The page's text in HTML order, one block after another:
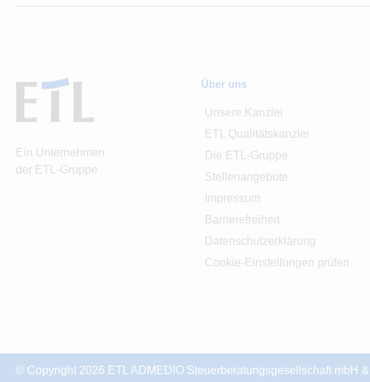
Ein Unternehmen
der ETL-Gruppe
Über uns
Unsere Kanzlei
ETL Qualitätskanzlei
Die ETL-Gruppe
Stellenangebote
Impressum
Barrierefreiheit
Datenschutzerklärung
Cookie-Einstellungen prüfen
© Copyright 2026 ETL ADMEDIO Steuerberatungsgesellschaft mbH